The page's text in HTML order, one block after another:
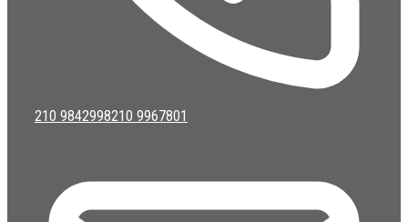
210 9842998210 9967801